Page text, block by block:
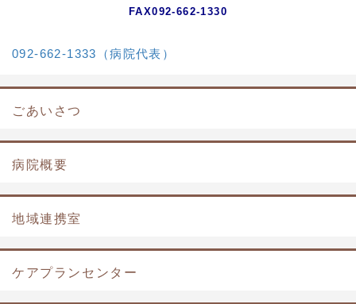
FAX092-662-1330
092-662-1333（病院代表）
ごあいさつ
病院概要
地域連携室
ケアプランセンター